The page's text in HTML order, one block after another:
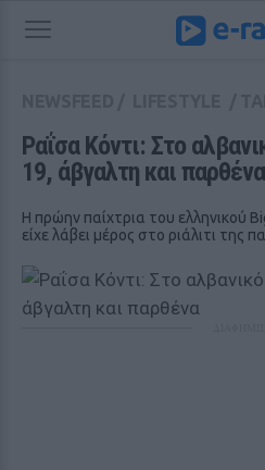
Ραΐσα Κόντι: Στο
19, άβγαλτη και παρθένα
Η πρώην παίχτρια του ελληνικού
είχε λάβει μέρος στο ριάλιτι της